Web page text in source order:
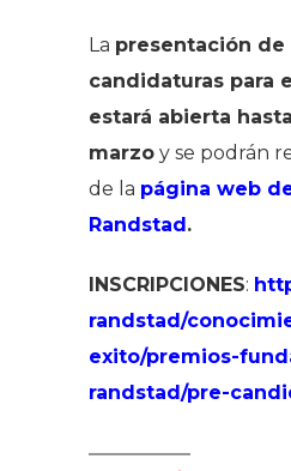
La presentación de
candidaturas para
estará abierta
marzo y se podrán
de la página web
Randstad .
INSCRIPCIONES:
randstad/
exito/premios-
randstad/pre-